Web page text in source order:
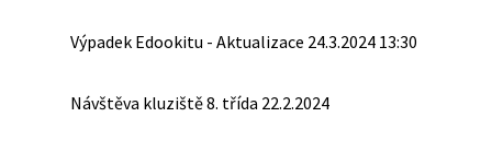
Výpadek Edookitu - Aktualizace 24.3.2024 13:30
Návštěva kluziště 8. třída 22.2.2024